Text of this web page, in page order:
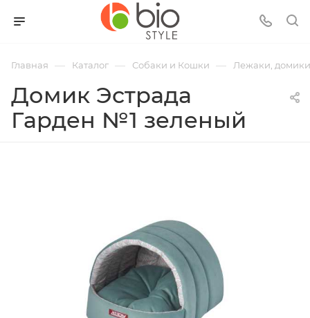
Главная — Каталог — Собаки и Кошки — Лежаки, домики
Домик Эстрада
Гарден №1 зеленый